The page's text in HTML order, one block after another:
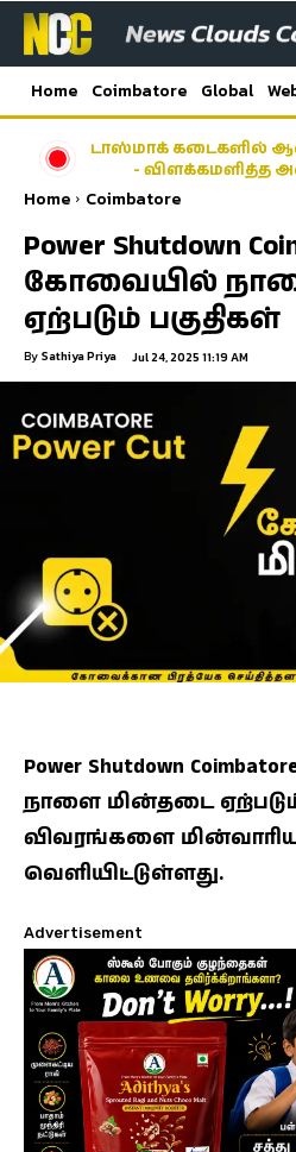
Home Coimbatore Global
டாஸ்மாக் கடைகளில்
- விளக்கமளித்த
Home Coimbatore
Power Shutdown
கோவையில்
ஏற்படும் பகுதிகள்
By Sathiya Priya Jul 24, 2025 11:19 AM
Power Shutdown
நாளை மின்தடை ஏற்படும்
விவரங்களை
வெளியிட்டுள்ளது.
Advertisement